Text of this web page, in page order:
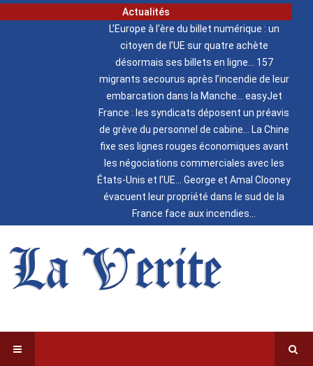
Actualités
L’Europe à l’ère du billet numérique : un
citoyen de l’UE sur quatre achète
désormais ses billets en ligne
157
migrants secourus après l’incendie de leur
embarcation dans la Manche
easyJet
France : les syndicats déposent un préavis
de grève du personnel de cabine
La Chine
fixe ses lignes rouges économiques avant
les négociations commerciales avec les
États-Unis et l’UE
George et Amal Clooney
évacuent leur propriété dans le sud de la
France face aux incendies
La Verite